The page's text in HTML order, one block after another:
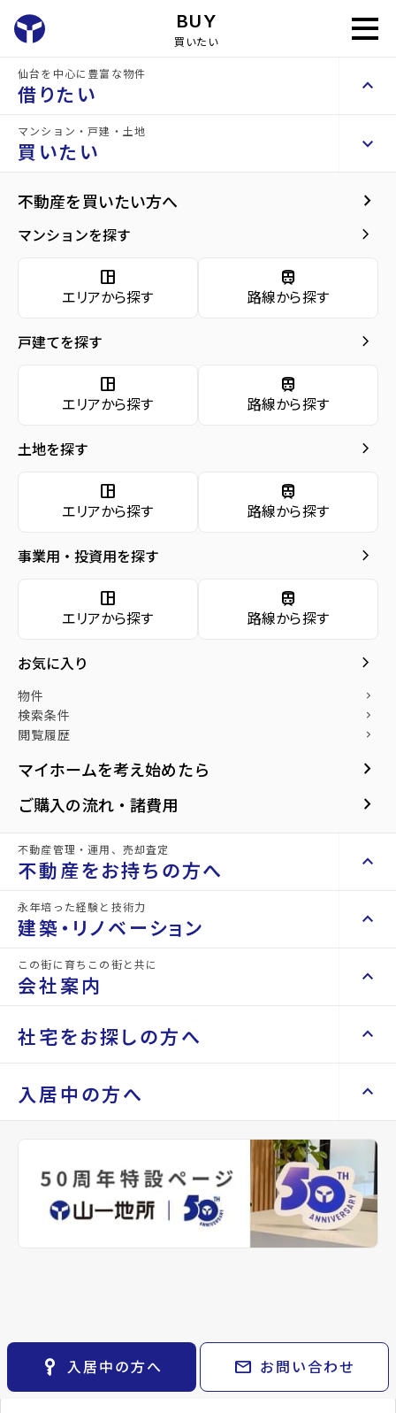
BUY
買いたい
仙台を中心に豊富な物件
借りたい keyboard_arrow_up
賃貸検索（居住用） keyboard_arrow_right
エリアから探す
賃貸検索（テナント・事業用）
エリアから探す 路線から探す
物件 keyboard_arrow_right
閲覧履歴
社宅をお探しの方へ keyboard_arrow_right
家具家電レンタル
レンタルオフィス keyboard_arrow_right
貸会議室
月極駐車場 open_in_new
マンション・戸建・土地
買いたい keyboard_arrow_up
不動産を買いたい方へ keyboard_arrow_right
マンションを探す keyboard_arrow_right
space_dashboard
エリアから探す
train
路線から探す
戸建てを探す keyboard_arrow_right
space_dashboard
エリアから探す
train
路線から探す
土地を探す keyboard_arrow_right
space_dashboard
エリアから探す
train
路線から探す
事業用・投資用を探す keyboard_arrow_right
space_dashboard
エリアから探す
train
路線から探す
お気に入り keyboard_arrow_right
物件 keyboard_arrow_right
検索条件 keyboard_arrow_right
閲覧履歴 keyboard_arrow_right
マイホームを考え始めたら keyboard_arrow_right
ご購入の流れ・諸費用 keyboard_arrow_right
不動産管理・運用、売却査定
不動産をお持ちの方へ keyboard_arrow_up
不動産をお持ちの方へ keyboard_arrow_right
山一地所の賃貸管理
不動産を貸すまでの流れ
空き家サポートサービス
不動産を売却したい keyboard_arrow_right
相続相談をしたい keyboard_arrow_right
不動産に投資したい keyboard_arrow_right
永年培った経験と技術力
建築・リノベーション keyboard_arrow_up
建築・リノベーション keyboard_arrow_right
Renotta（リノッタ） keyboard_arrow_right
この街に育ちこの街と共に
会社案内 keyboard_arrow_up
会社案内 keyboard_arrow_right
会社概要・沿革 keyboard_arrow_right
keyboard_arrow_right
パーパス keyboard_arrow_right
CM紹介
社宅をお探しの方へ keyboard_arrow_up
社宅をお探しの方へ keyboard_arrow_right
keyboard_arrow_right
レンタルオフィス keyboard_arrow_right
貸会議室 keyboard_arrow_right
open_in_new
入居中の方へ keyboard_arrow_up
keyboard_arrow_right
退去される方へ keyboard_arrow_right
※準備中 住まいのしおり（PDF）
key_vertical 入居中の方へ mail お問い合わせ
新築戸建 新築
keyboard_arrow_rightお問い合わせ
詳細情報
岩切3期 3号棟
3,399 万円
種別／構造 新築戸建／木造
アクセス
宮城県仙台市宮城野区岩切字鴻巣
location_on グーグルマップでみる open_in_new
築年月 2026年04月
物件の特徴
●長期優良住宅×ZEH水準、快適性と省エ
ネ性を両立
●環境と家計に優しいオール電化住宅
感や高級感を演出
●南西道路に面し陽当り良好
担当者からのコメント
●駐車スペース並列2台可
●○●○●○●○●○●○●○●○●○●○●
対象物件をご契約のお客様へ
『選べる家電』いずれか1点プレゼント！
●○●○●○●○●○●○●○●○●○●○●
【購入のご相談】